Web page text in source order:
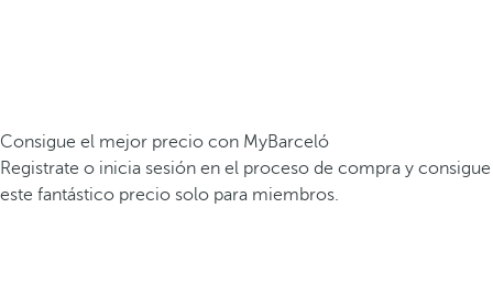
Consigue el mejor precio con MyBarceló
Registrate o inicia sesión en el proceso de compra y consigue
este fantástico precio solo para miembros.